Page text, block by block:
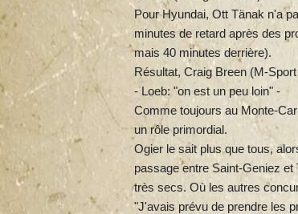
Pour Hyundai, Ott Tänak n'a
minutes de retard après des
mais 40 minutes derrière).
Résultat, Craig Breen (M-
- Loeb: "on est un peu loin" -
Comme toujours au Monte-
un rôle primordial.
Ogier le sait plus que tous,
passage entre Saint-Geniez
très secs. Où les autres
"J'avais prévu de prendre les